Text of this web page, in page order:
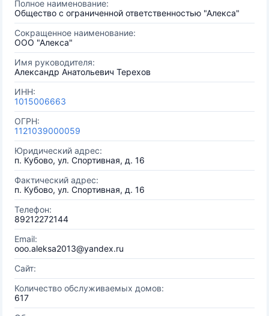
Полное наименование:
Общество с ограниченной ответственностью "Алекса"
Сокращенное наименование:
ООО "Алекса"
Имя руководителя:
Александр Анатольевич Терехов
ИНН:
1015006663
ОГРН:
1121039000059
Юридический адрес:
п. Кубово, ул. Спортивная, д. 16
Фактический адрес:
п. Кубово, ул. Спортивная, д. 16
Телефон:
89212272144
Email:
ooo.aleksa2013@yandex.ru
Сайт:
Количество обслуживаемых домов:
617